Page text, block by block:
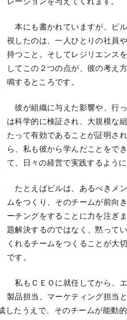
本にも書かれていますが、ビ
視したのは、一人ひとりの社員
持つこと。そしてレジリエンス
してこの２つの点が、彼の考え
鳴するところです。
彼が組織に与えた影響や、行
は科学的に検証され、大規模な
たって有効であることが証明さ
ら、私も彼から学んだことをで
て、日々の経営で実践するように
たとえばビルは、あるべきメ
ムをつくり、そのチームが前向
ーチングをすることに力を注ぎ
題解決するのではなく、黙って
くれるチームをつくることが大
です。
私もＣＥＯに就任してから、エ
製品担当、マーケティング担当
たうえで、そのチームが能動